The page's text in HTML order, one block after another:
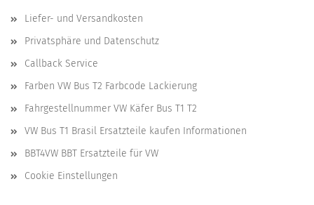
Liefer- und Versandkosten
Privatsphäre und Datenschutz
Callback Service
Farben VW Bus T2 Farbcode Lackierung
Fahrgestellnummer VW Käfer Bus T1 T2
VW Bus T1 Brasil Ersatzteile kaufen Informationen
BBT4VW BBT Ersatzteile für VW
Cookie Einstellungen